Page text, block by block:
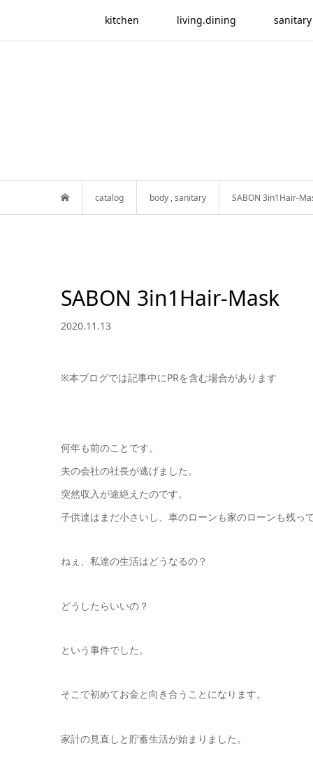
kitchen living.dining sanitary
catalog body ,sanitary SABON 3in1Hair-
SABON 3in1Hair-Mask
2020.11.13
※本ブログでは記事中にPRを含む場合があります
何年も前のことです。
夫の会社の社長が逃げました。
突然収入が途絶えたのです。
子供達はまだ小さいし、車のローンも家のローンも残って
ねぇ、私達の生活はどうなるの？
どうしたらいいの？
という事件でした。
そこで初めてお金と向き合うことになります。
家計の見直しと貯蓄生活が始まりました。